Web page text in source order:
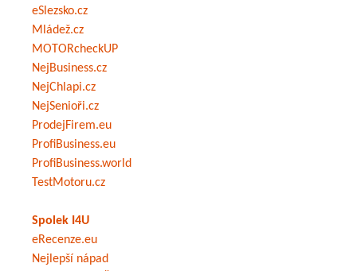
eSlezsko.cz
Mládež.cz
MOTORcheckUP
NejBusiness.cz
NejChlapi.cz
NejSenioři.cz
ProdejFirem.eu
ProfiBusiness.eu
ProfiBusiness.world
TestMotoru.cz
Spolek I4U
eRecenze.eu
Nejlepší nápad